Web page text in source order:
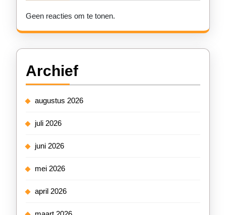
Geen reacties om te tonen.
Archief
augustus 2026
juli 2026
juni 2026
mei 2026
april 2026